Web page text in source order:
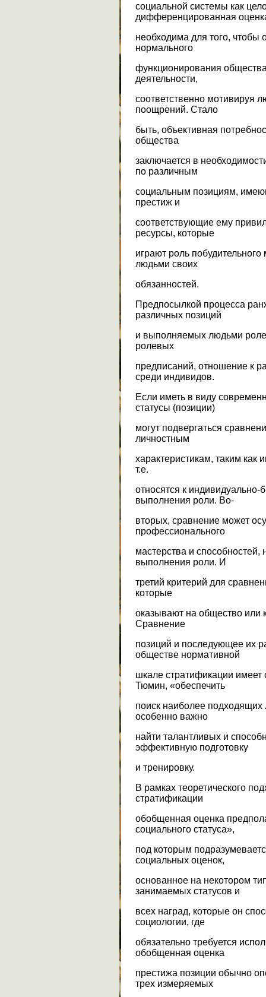
социальной системы как
дифференцированная
необходима для того, чтобы
нормального
функционирования
деятельности,
соответственно мотивируя
поощрений. Стало
быть, объективная
общества
заключается в
по различным
социальным позициям,
престиж и
соответствующие ему
ресурсы, которые
играют роль
людьми своих
обязанностей.
Предпосылкой процесса
различных позиций
и выполняемых людьми
ролевых
предписаний, отношение к
среди индивидов.
Если иметь в виду
статусы (позиции)
могут подвергаться
личностным
характеристикам, таким как
т.е.
относятся к
выполнения роли. Во-
вторых, сравнение может
профессионального
мастерства и
выполнения роли. И
третий критерий для
которые
оказывают на общество или
Сравнение
позиций и последующее их
обществе нормативной
шкале стратификации
Тюмин, «обеспечить
поиск наиболее
особенно важно
найти талантливых и
эффективную подготовку
и тренировку.
В рамках теоретического
стратификации
обобщенная оценка
социального статуса»,
под которым
социальных оценок,
основанное на некотором
занимаемых статусов и
всех наград, которые он
социологии, где
обязательно требуется
обобщенная оценка
престижа позиции обычно
трех измеряемых